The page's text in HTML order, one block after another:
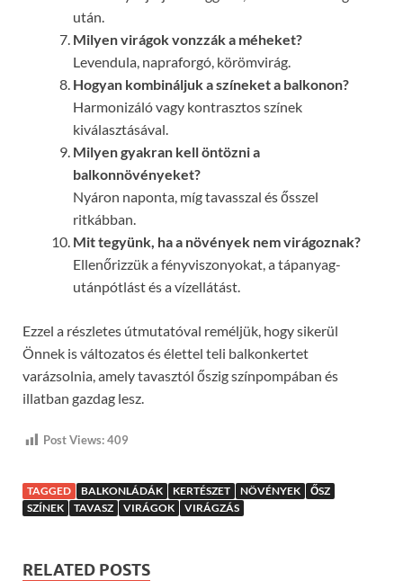
után.
Milyen virágok vonzzák a méheket?
Levendula, napraforgó, körömvirág.
Hogyan kombináljuk a színeket a balkonon?
Harmonizáló vagy kontrasztos színek
kiválasztásával.
Milyen gyakran kell öntözni a
balkonnövényeket?
Nyáron naponta, míg tavasszal és ősszel
ritkábban.
Mit tegyünk, ha a növények nem virágoznak?
Ellenőrizzük a fényviszonyokat, a tápanyag-
utánpótlást és a vízellátást.
Ezzel a részletes útmutatóval reméljük, hogy sikerül
Önnek is változatos és élettel teli balkonkertet
varázsolnia, amely tavasztól őszig színpompában és
illatban gazdag lesz.
Post Views:409
TAGGED BALKONLÁDÁK KERTÉSZET NÖVÉNYEK
ŐSZ
SZÍNEK
TAVASZ VIRÁGOK VIRÁGZÁS
RELATED POSTS